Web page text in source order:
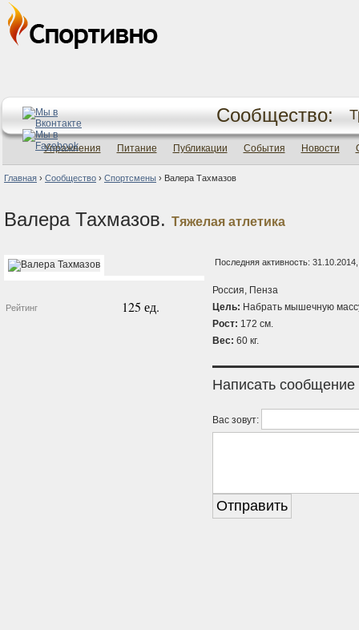
Сообщество:
Упражнения Питание Публикации События Новости
Главная › Сообщество › Спортсмены › Валера Тахмазов
Валера Тахмазов. Тяжелая атлетика
Рейтинг 125 ед.
Последняя активность:
Россия, Пенза
Цель: Набрать мышечную
Рост: 172 см.
Вес: 60 кг.
Написать сообщение
Вас зовут: